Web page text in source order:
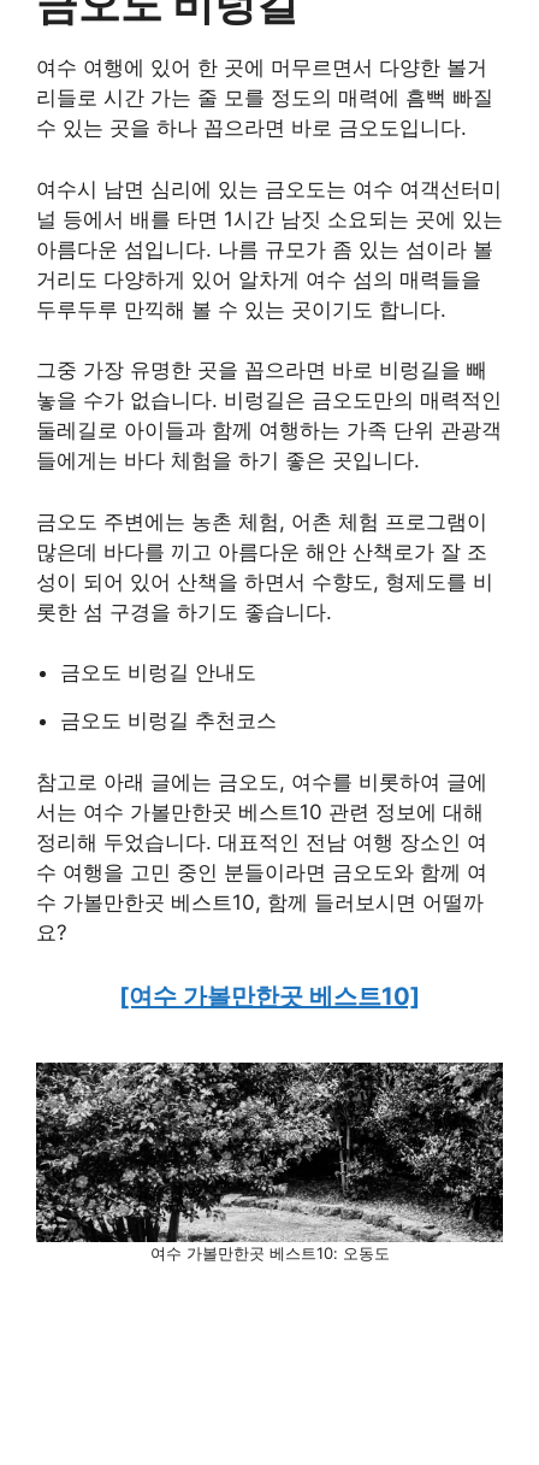
여수 여행에 있어 한 곳에 머무르면서 다양한 볼거
리들로 시간 가는 줄 모를 정도의 매력에 흠뻑 빠질
수 있는 곳을 하나 꼽으라면 바로 금오도입니다.
여수시 남면 심리에 있는 금오도는 여수 여객선터미
널 등에서 배를 타면 1시간 남짓 소요되는 곳에 있는
아름다운 섬입니다. 나름 규모가 좀 있는 섬이라 볼
거리도 다양하게 있어 알차게 여수 섬의 매력들을
두루두루 만끽해 볼 수 있는 곳이기도 합니다.
그중 가장 유명한 곳을 꼽으라면 바로 비렁길을 빼
놓을 수가 없습니다. 비렁길은 금오도만의 매력적인
둘레길로 아이들과 함께 여행하는 가족 단위 관광객
들에게는 바다 체험을 하기 좋은 곳입니다.
금오도 주변에는 농촌 체험, 어촌 체험 프로그램이
많은데 바다를 끼고 아름다운 해안 산책로가 잘 조
성이 되어 있어 산책을 하면서 수향도, 형제도를 비
롯한 섬 구경을 하기도 좋습니다.
금오도 비렁길 안내도
금오도 비렁길 추천코스
참고로 아래 글에는 금오도, 여수를 비롯하여 글에
서는 여수 가볼만한곳 베스트10 관련 정보에 대해
정리해 두었습니다. 대표적인 전남 여행 장소인 여
수 여행을 고민 중인 분들이라면 금오도와 함께 여
수 가볼만한곳 베스트10, 함께 들러보시면 어떨까
요?
[여수 가볼만한곳 베스트10]
여수 가볼만한곳 베스트10: 오동도